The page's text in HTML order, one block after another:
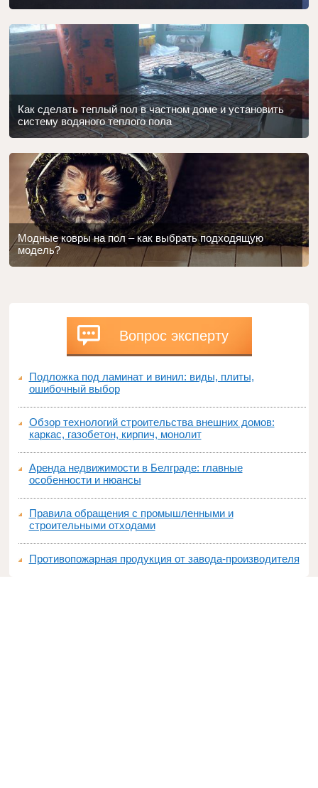
Как сделать теплый пол в частном доме и установить
систему водяного теплого пола
Модные ковры на пол – как выбрать подходящую
модель?
Вопрос эксперту
Подложка под ламинат и винил: виды, плиты,
ошибочный выбор
Обзор технологий строительства внешних домов:
каркас, газобетон, кирпич, монолит
Аренда недвижимости в Белграде: главные
особенности и нюансы
Правила обращения с промышленными и
строительными отходами
Противопожарная продукция от завода-производителя